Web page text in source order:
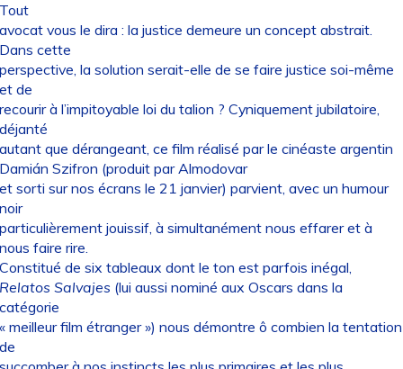
vous le dira : la justice demeure un concept abstrait.
cette
la solution serait-elle de se faire justice soi-même
de
à l’impitoyable loi du talion ? Cyniquement jubilatoire,
que dérangeant, ce film réalisé par le cinéaste argentin
Szifron (produit par Almodovar
sorti sur nos écrans le 21 janvier) parvient, avec un humour
jouissif, à simultanément nous effarer et à
faire rire.
de six tableaux dont le ton est parfois inégal,
Salvajes (lui aussi nominé aux Oscars dans la
meilleur film étranger ») nous démontre ô combien la tentation